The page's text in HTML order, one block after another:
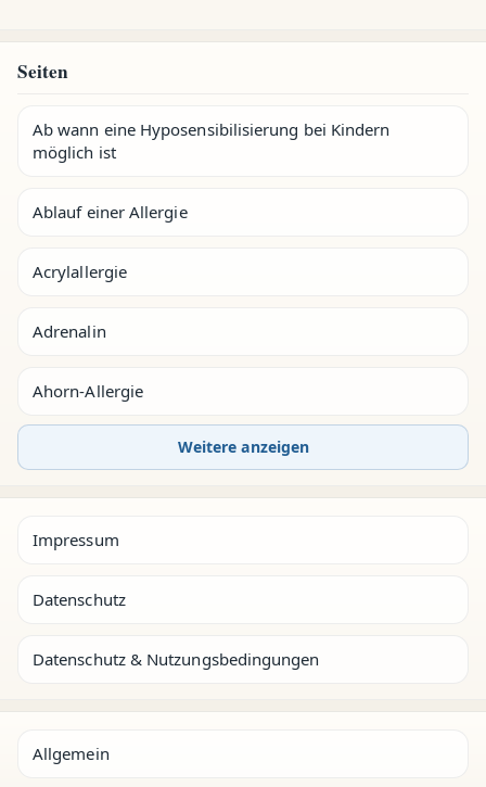
Seiten
Ab wann eine Hyposensibilisierung bei Kindern
möglich ist
Ablauf einer Allergie
Acrylallergie
Adrenalin
Ahorn-Allergie
Weitere anzeigen
Impressum
Datenschutz
Datenschutz & Nutzungsbedingungen
Allgemein